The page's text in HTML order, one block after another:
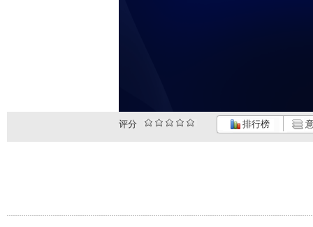
评分 排行榜